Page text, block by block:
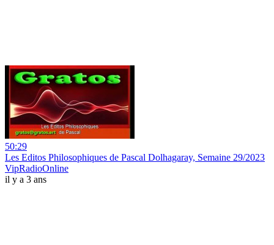
50:29
Les Editos Philosophiques de Pascal Dolhagaray, Semaine 29/2023
VipRadioOnline
il y a 3 ans